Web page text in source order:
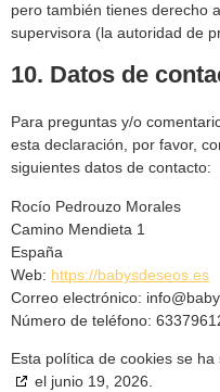
pero también tienes derecho
supervisora (la autoridad de
10. Datos de
Para preguntas y/o
esta declaración, por favor,
siguientes datos de contacto:
Rocío Pedrouzo Morales
Camino Mendieta 1
España
Web: https://babysdeseos.es
Correo electrónico: info@
Número de teléfono:
Esta política de cookies se ha
el junio 19, 2026.